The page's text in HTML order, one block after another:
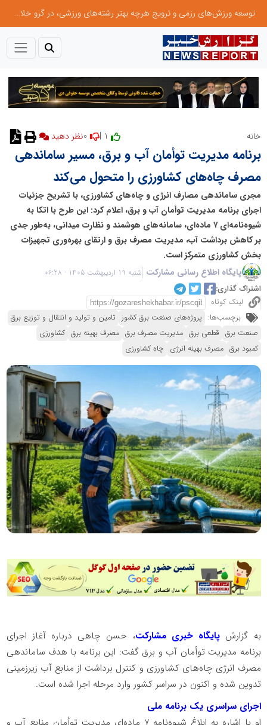
توسعه ورزش‌های رزمی و ترویج هرچه بهتر رشته‌های ورزشی، در گرو خلاقیت و نوآوری است
خانه نظر دهید
برنامه مدیریت توأمان آب و برق، مسیر ساماندهی
مصرف چاه‌های کشاورزی را متحول می‌کند
مجری ساماندهی مصارف انرژی و چاه‌های کشاورزی، با تشریح جزئیات
اجرای برنامه مدیریت توأمان آب و برق، اعلام کرد: این طرح با اتکا به
شیوه‌نامه‌ای ۷ ماده‌ای، سامانه‌های هوشمند و نظارت میدانی، به‌طور جدی
بر کاهش برداشت آب، مدیریت مصرف برق و ارتقای بهره‌وری تجهیزات
بخش کشاورزی متمرکز است.
پایگاه اطلاع رسانی مشارکت شنبه 19 اردیبهشت 1405 - 06:28
اشتراک گذاری:
لینک کوتاه
برچسب‌ها: پروژه‌های صنعت برق کشور تامین و تولید و انتقال و توزیع برق
صنعت برق قطعی برق مدیریت مصرف برق مصرف بهینه برق کشاورزی
کمبود برق مصرف بهینه انرژی چاه کشاورزی
به گزارش پایگاه خبری مشارکت، حسن چاهی درباره آغاز اجرای
برنامه مدیریت توأمان آب و برق گفت: این برنامه با هدف ساماندهی
مصرف انرژی چاه‌های کشاورزی و کنترل برداشت از منابع آب زیرزمینی
تدوین شده و اکنون در سراسر کشور وارد مرحله اجرا شده است.
اجرای سراسری یک برنامه ملی